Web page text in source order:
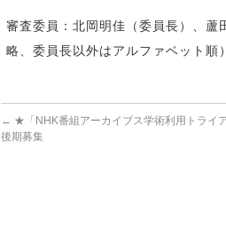
審査委員：北岡明佳（委員長）、蘆
略、委員長以外はアルファベット順）
← ★「NHK番組アーカイブス学術利用トライ
後期募集